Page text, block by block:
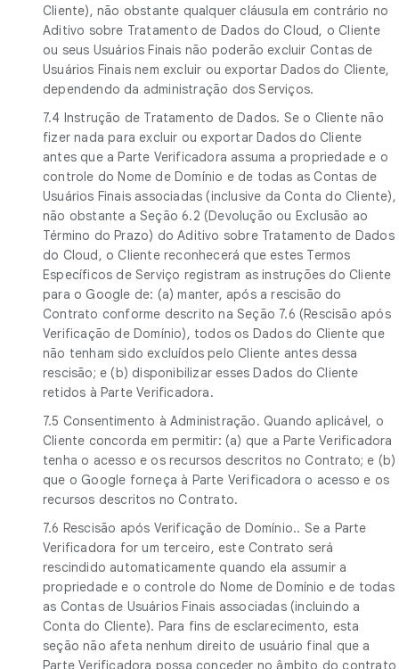
Cliente), não obstante qualquer cláusula em contrário no
Aditivo sobre Tratamento de Dados do Cloud, o Cliente
ou seus Usuários Finais não poderão excluir Contas de
Usuários Finais nem excluir ou exportar Dados do Cliente,
dependendo da administração dos Serviços.
7.4 Instrução de Tratamento de Dados. Se o Cliente não
fizer nada para excluir ou exportar Dados do Cliente
antes que a Parte Verificadora assuma a propriedade e o
controle do Nome de Domínio e de todas as Contas de
Usuários Finais associadas (inclusive da Conta do Cliente),
não obstante a Seção 6.2 (Devolução ou Exclusão ao
Término do Prazo) do Aditivo sobre Tratamento de Dados
do Cloud, o Cliente reconhecerá que estes Termos
Específicos de Serviço registram as instruções do Cliente
para o Google de: (a) manter, após a rescisão do
Contrato conforme descrito na Seção 7.6 (Rescisão após
Verificação de Domínio), todos os Dados do Cliente que
não tenham sido excluídos pelo Cliente antes dessa
rescisão; e (b) disponibilizar esses Dados do Cliente
retidos à Parte Verificadora.
7.5 Consentimento à Administração. Quando aplicável, o
Cliente concorda em permitir: (a) que a Parte Verificadora
tenha o acesso e os recursos descritos no Contrato; e (b)
que o Google forneça à Parte Verificadora o acesso e os
recursos descritos no Contrato.
7.6 Rescisão após Verificação de Domínio.. Se a Parte
Verificadora for um terceiro, este Contrato será
rescindido automaticamente quando ela assumir a
propriedade e o controle do Nome de Domínio e de todas
as Contas de Usuários Finais associadas (incluindo a
Conta do Cliente). Para fins de esclarecimento, esta
seção não afeta nenhum direito de usuário final que a
Parte Verificadora possa conceder no âmbito do contrato